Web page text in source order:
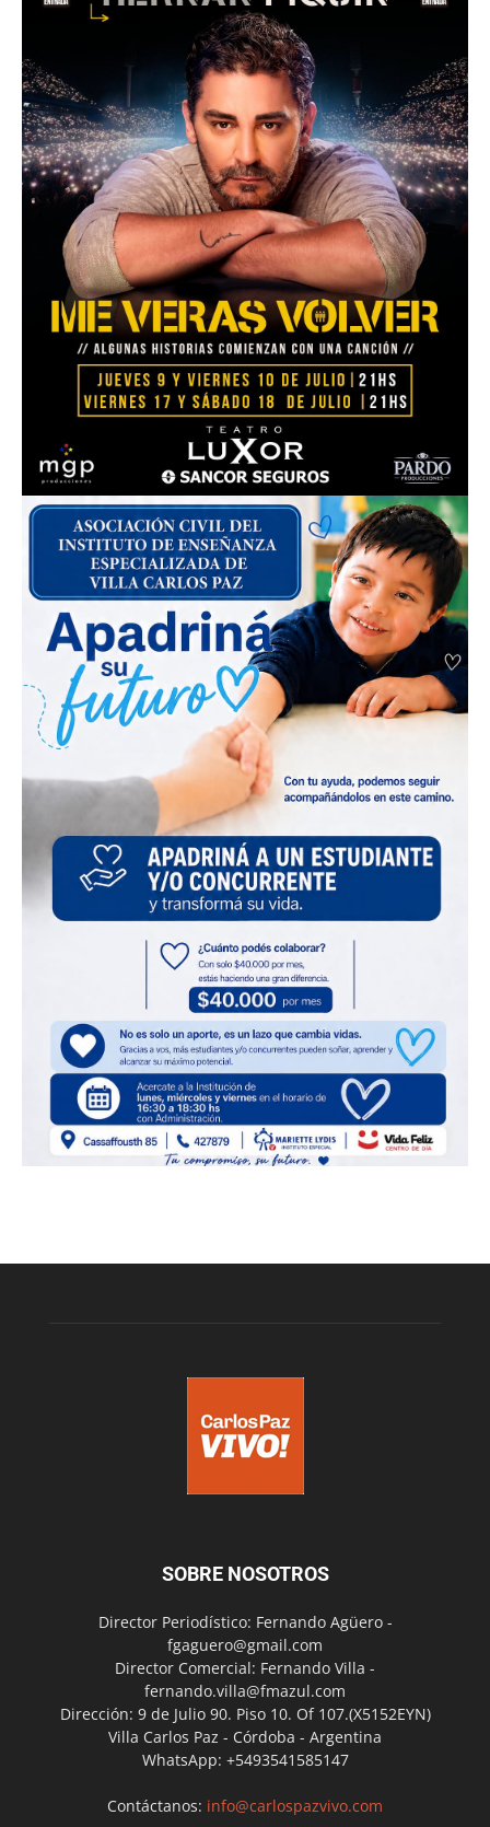
SOBRE NOSOTROS
Director Periodístico: Fernando Agüero -
fgaguero@gmail.com
Director Comercial: Fernando Villa -
fernando.villa@fmazul.com
Dirección: 9 de Julio 90. Piso 10. Of 107.(X5152EYN)
Villa Carlos Paz - Córdoba - Argentina
WhatsApp: +5493541585147
Contáctanos: info@carlospazvivo.com